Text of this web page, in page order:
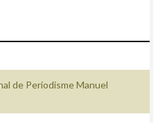
de Periodisme Manuel